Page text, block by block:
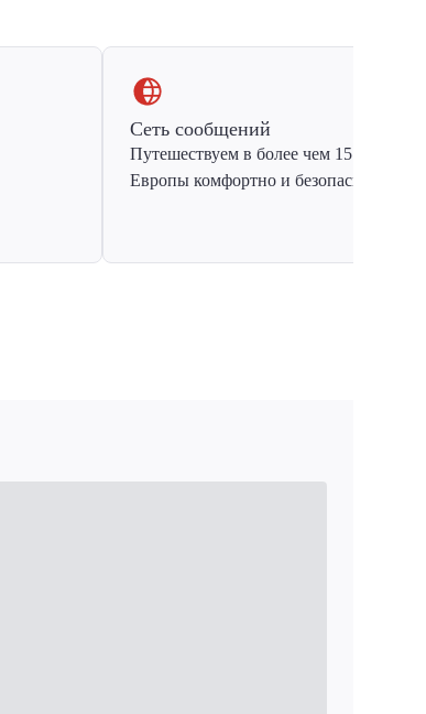
Сеть сообщений
Путешествуем в более чем 15 стран
Европы комфортно и безопасно.